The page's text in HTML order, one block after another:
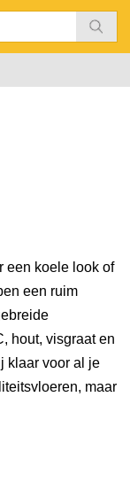
een koele look of
een ruim
hout, visgraat en
klaar voor al je
maar